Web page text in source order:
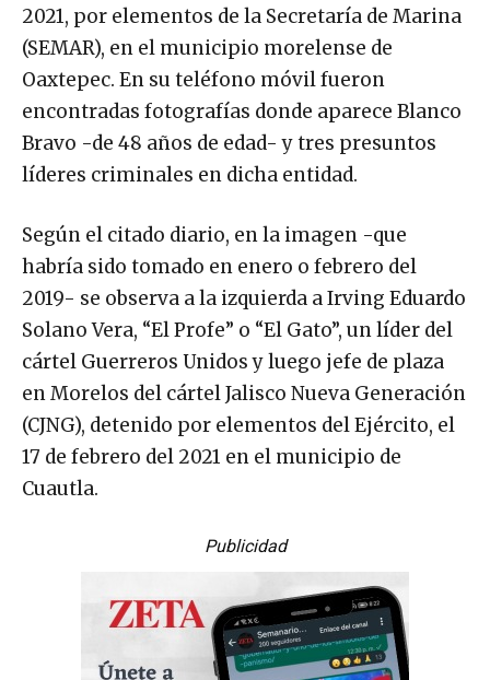
2021, por elementos de la Secretaría de Marina
(SEMAR), en el municipio morelense de
Oaxtepec. En su teléfono móvil fueron
encontradas fotografías donde aparece Blanco
Bravo -de 48 años de edad- y tres presuntos
líderes criminales en dicha entidad.
Según el citado diario, en la imagen -que
habría sido tomado en enero o febrero del
2019- se observa a la izquierda a Irving Eduardo
Solano Vera, “El Profe” o “El Gato”, un líder del
cártel Guerreros Unidos y luego jefe de plaza
en Morelos del cártel Jalisco Nueva Generación
(CJNG), detenido por elementos del Ejército, el
17 de febrero del 2021 en el municipio de
Cuautla.
Publicidad